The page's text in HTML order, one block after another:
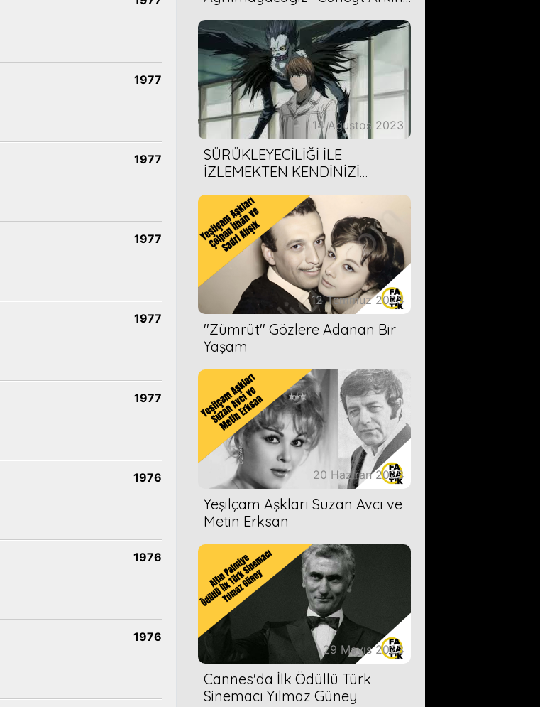
1977
1977
1977
1977
1977
1976
1976
1976
14 Ağustos 2023
SÜRÜKLEYECİLİĞİ İLE
İZLEMEKTEN KENDİNİZİ
ÖNERİMİZ
12 Temmuz 2023
''Zümrüt'' Gözlere Adanan Bir
Yaşam
20 Haziran 2023
Yeşilçam Aşkları Suzan Avcı ve
Metin Erksan
29 Mayıs 2023
Cannes'da İlk Ödüllü Türk
Sinemacı Yılmaz Güney